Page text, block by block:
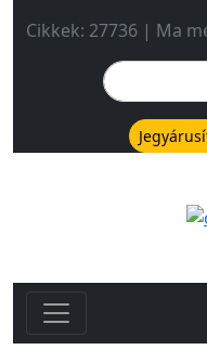
Cikkek: 27736 | Ma